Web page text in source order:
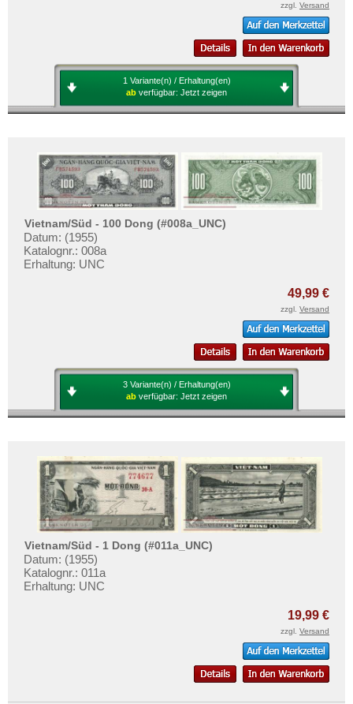
Privatsphäre und Datenschutz
Widerrufsbelehrung
Liefer- und Versandkosten
zzgl. Versand
1 Variante(n) / Erhaltung(en)
ab verfügbar: Jetzt zeigen
Vietnam/Süd - 100 Dong (#008a_UNC)
Datum: (1955)
Katalognr.: 008a
Erhaltung: UNC
49,99 €
zzgl. Versand
3 Variante(n) / Erhaltung(en)
ab verfügbar: Jetzt zeigen
Vietnam/Süd - 1 Dong (#011a_UNC)
Datum: (1955)
Katalognr.: 011a
Erhaltung: UNC
19,99 €
zzgl. Versand